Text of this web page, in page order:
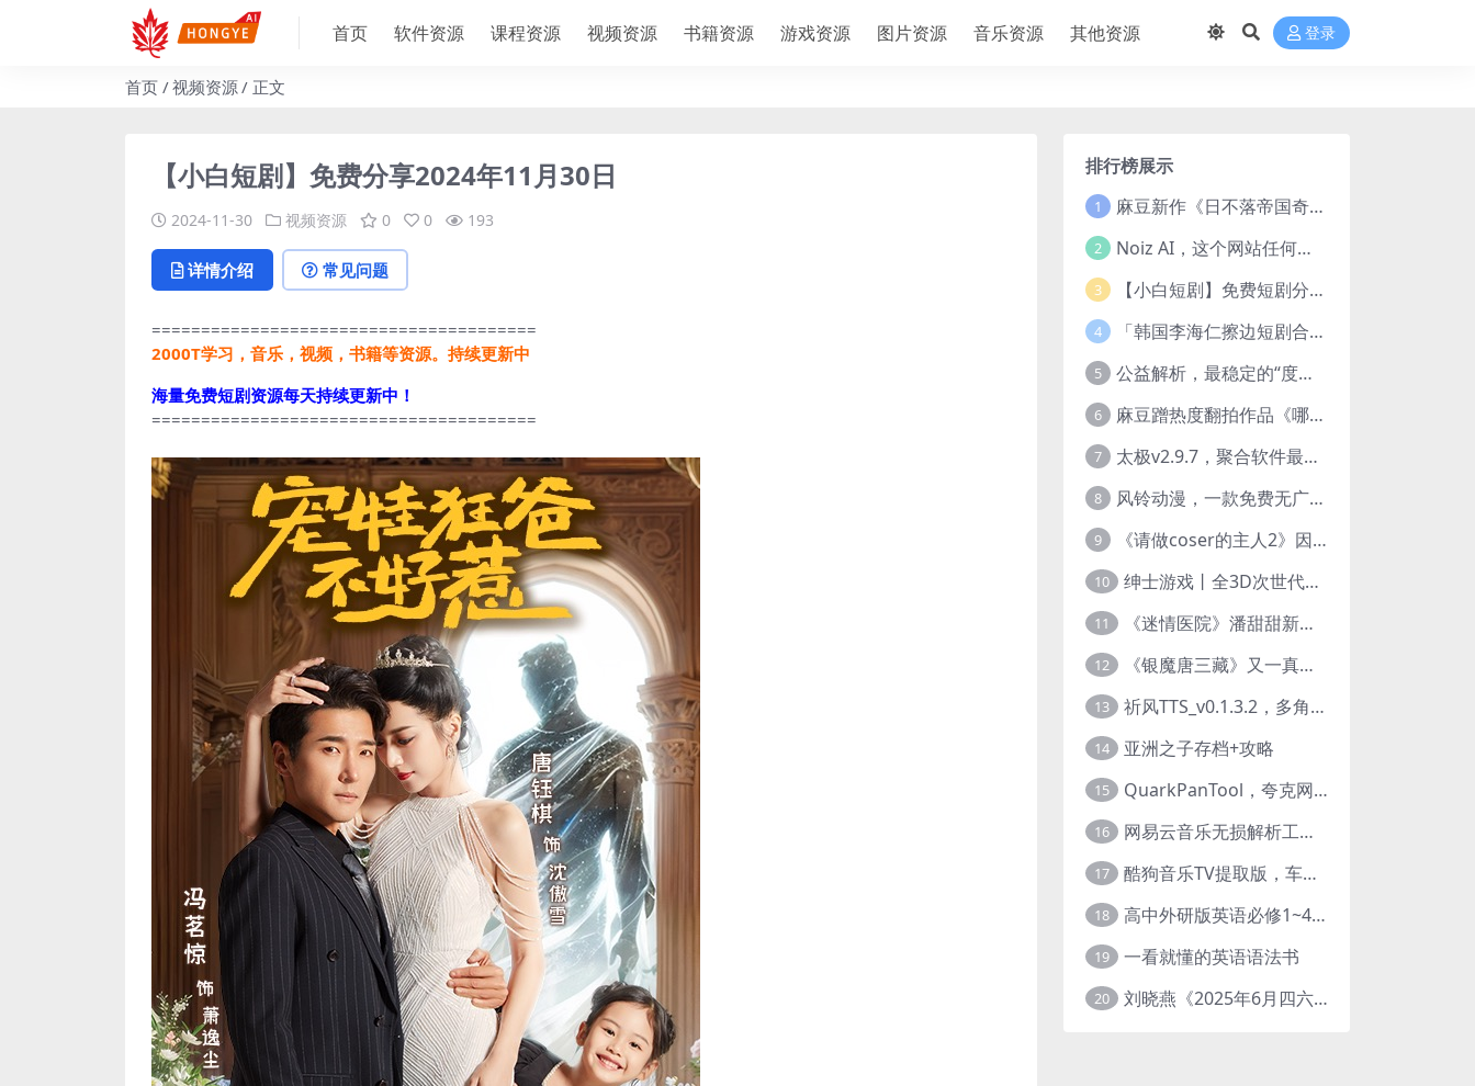
首页 软件资源 课程资源 视频资源 书籍资源 游戏资源 图片资源 音乐资源 其他资源 登录
首页 视频资源 正文
【小白短剧】免费分享2024年11月30日
2024-11-30 视频资源 0 0 193
详情介绍 常见问题
=======================================
2000T学习，音乐，视频，书籍等资源。持续更新中
海量免费短剧资源每天持续更新中！
=======================================
排行榜展示
1 麻豆新作《日不落帝国奇欲记》流出，已解除登录验证！
2 Noiz AI，这个网站任何声音都能克隆，完全免费
3 【小白短剧】免费短剧分享2025年1月3日
4 「韩国李海仁擦边短剧合集【15部中字54部原版】
5 公益解析，最稳定的“度盘”直链解析站，突破速度限制
6 麻豆蹭热度翻拍作品《哪吒之淫邪三龙女大战真阳魔童》 已上线
7 太极v2.9.7，聚合软件最新版，25+源也非常猛了！
8 风铃动漫，一款免费无广告的电脑端追番神器！
9 《请做coser的主人2》因“C度大”被Steam下架的真人美女互动游戏！
10 绅士游戏丨全3D次世代的黄油大作， 细腻逼真的双人互动狂想曲！
11 《迷情医院》潘甜甜新作？有点刺激的真人美女互动游戏
12 《银魔唐三藏》又一真人美女互动游戏，堪比M豆！
13 祈风TTS_v0.1.3.2，多角色Ai配音神器，丰富的热门音色
14 亚洲之子存档+攻略
15 QuarkPanTool，夸克网盘链接批量转存、分享和下载工具
16 网易云音乐无损解析工具，超清母带音质免费下载
17 酷狗音乐TV提取版，车机+安卓+TV三端会员互通
18 高中外研版英语必修1~4+考试技巧78讲全套视频
19 一看就懂的英语语法书
20 刘晓燕《2025年6月四六级考试急救班 (原保命班) 》(四级完结+六级写译、阅读)